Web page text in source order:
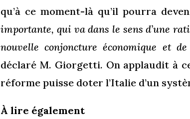
qu’à ce moment-là qu’il pourra
importante, qui va dans le sens d’une
nouvelle conjoncture économique et
déclaré M. Giorgetti. On applaudit à
réforme puisse doter l’Italie d’un
À lire également